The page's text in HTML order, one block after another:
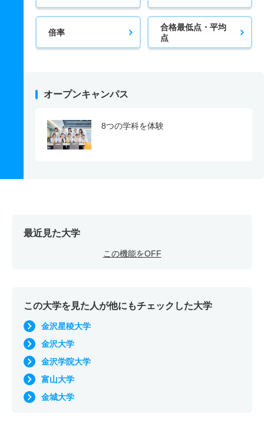
倍率
合格最低点・平均
点
オープンキャンパス
8つの学科を体験
最近見た大学
この機能をOFF
この大学を見た人が他にもチェックした大学
金沢星稜大学
金沢大学
金沢学院大学
富山大学
金城大学